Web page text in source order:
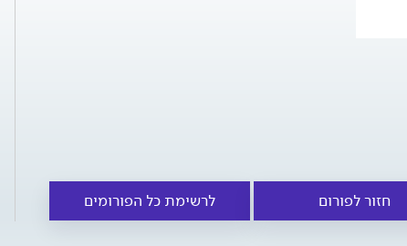
חזור לפורום לרשימת כל הפורומים